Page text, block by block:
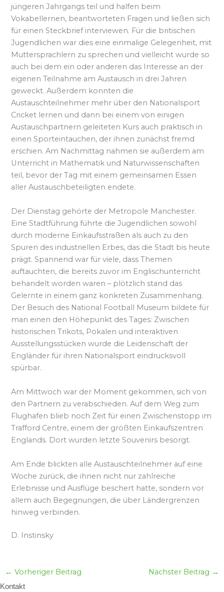
jüngeren Jahrgangs teil und halfen beim
Vokabellernen, beantworteten Fragen und ließen sich
für einen Steckbrief interviewen. Für die britischen
Jugendlichen war dies eine einmalige Gelegenheit, mit
Muttersprachlern zu sprechen und vielleicht wurde so
auch bei dem ein oder anderen das Interesse an der
eigenen Teilnahme am Austausch in drei Jahren
geweckt. Außerdem konnten die
Austauschteilnehmer mehr über den Nationalsport
Cricket lernen und dann bei einem von einigen
Austauschpartnern geleiteten Kurs auch praktisch in
einen Sporteintauchen, der ihnen zunächst fremd
erschien. Am Nachmittag nahmen sie außerdem am
Unterricht in Mathematik und Naturwissenschaften
teil, bevor der Tag mit einem gemeinsamen Essen
aller Austauschbeteiligten endete.
Der Dienstag gehörte der Metropole Manchester.
Eine Stadtführung führte die Jugendlichen sowohl
durch moderne Einkaufsstraßen als auch zu den
Spuren des industriellen Erbes, das die Stadt bis heute
prägt. Spannend war für viele, dass Themen
auftauchten, die bereits zuvor im Englischunterricht
behandelt worden waren – plötzlich stand das
Gelernte in einem ganz konkreten Zusammenhang.
Der Besuch des National Football Museum bildete für
man einen den Höhepunkt des Tages: Zwischen
historischen Trikots, Pokalen und interaktiven
Ausstellungsstücken wurde die Leidenschaft der
Engländer für ihren Nationalsport eindrucksvoll
spürbar.
Am Mittwoch war der Moment gekommen, sich von
den Partnern zu verabschieden. Auf dem Weg zum
Flughafen blieb noch Zeit für einen Zwischenstopp im
Trafford Centre, einem der größten Einkaufszentren
Englands. Dort wurden letzte Souvenirs besorgt.
Am Ende blickten alle Austauschteilnehmer auf eine
Woche zurück, die ihnen nicht nur zahlreiche
Erlebnisse und Ausflüge beschert hatte, sondern vor
allem auch Begegnungen, die über Ländergrenzen
hinweg verbinden.
D. Instinsky
← Vorheriger Beitrag Nächster Beitrag →
Kontakt